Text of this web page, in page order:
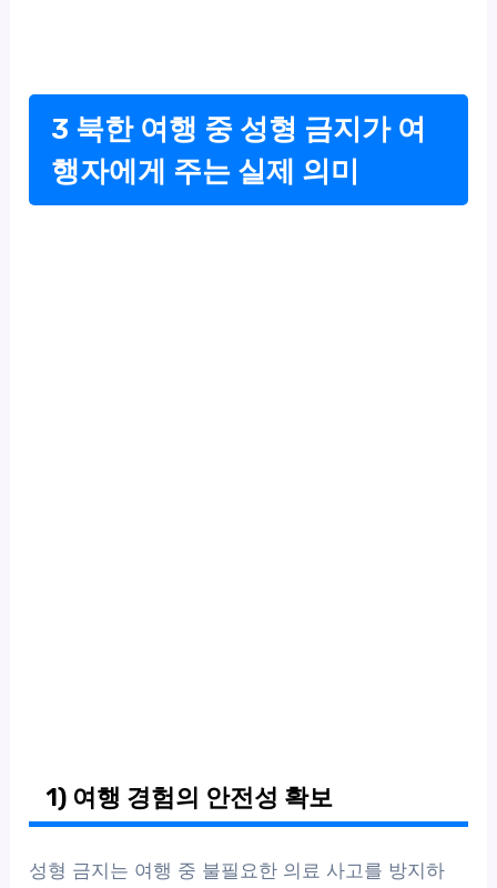
3 북한 여행 중 성형 금지가 여
행자에게 주는 실제 의미
1) 여행 경험의 안전성 확보
성형 금지는 여행 중 불필요한 의료 사고를 방지하